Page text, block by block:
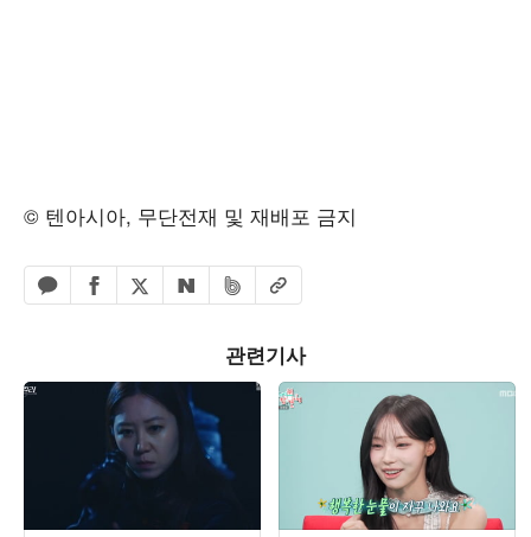
© 텐아시아, 무단전재 및 재배포 금지
카카오톡 공유하기
페이스북 공유하기
엑스 공유하기
네이버 공유하기
밴드 공유하기
URL복사
관련기사